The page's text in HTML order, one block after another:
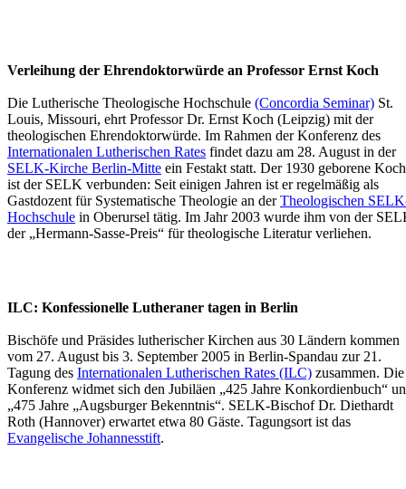
Verleihung der Ehrendoktorwürde an Professor Ernst Koch
Die Lutherische Theologische Hochschule (Concordia Seminar) St.
Louis, Missouri, ehrt Professor Dr. Ernst Koch (Leipzig) mit der
theologischen Ehrendoktorwürde. Im Rahmen der Konferenz des
Internationalen Lutherischen Rates findet dazu am 28. August in der
SELK-Kirche Berlin-Mitte ein Festakt statt. Der 1930 geborene Koch
ist der SELK verbunden: Seit einigen Jahren ist er regelmäßig als
Gastdozent für Systematische Theologie an derTheologischen
Hochschule in Oberursel tätig. Im Jahr 2003 wurde ihm von der
der „Hermann-Sasse-Preis“ für theologische Literatur verliehen.
ILC: Konfessionelle Lutheraner tagen in Berlin
Bischöfe und Präsides lutherischer Kirchen aus 30 Ländern kommen
vom 27. August bis 3. September 2005 in Berlin-Spandau zur 21.
Tagung des Internationalen Lutherischen Rates (ILC) zusammen. Die
Konferenz widmet sich den Jubiläen „425 Jahre Konkordienbuch“
„475 Jahre „Augsburger Bekenntnis“. SELK-Bischof Dr. Diethardt
Roth (Hannover) erwartet etwa 80 Gäste. Tagungsort ist das
Evangelische Johannesstift.